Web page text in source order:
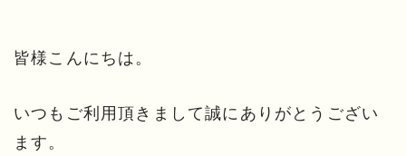
皆様こんにちは。
いつもご利用頂きまして誠にありがとうござい
ます。